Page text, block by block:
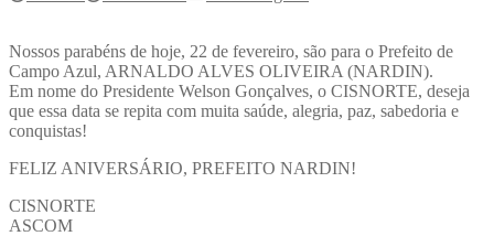
Nossos parabéns de hoje, 22 de fevereiro, são para o Prefeito de
Campo Azul, ARNALDO ALVES OLIVEIRA (NARDIN).
Em nome do Presidente Welson Gonçalves, o CISNORTE, deseja
que essa data se repita com muita saúde, alegria, paz, sabedoria e
conquistas!
FELIZ ANIVERSÁRIO, PREFEITO NARDIN!
CISNORTE
ASCOM